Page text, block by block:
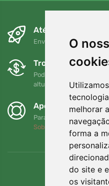
O
melhorar
forma a
do site e
os
Até ao dia seguinte
Envio gratuito para
Trocas e
Pode devolver ou trocar
altura no prazo de 90 dias
Apoiamos a
Para cada encomenda
Sobre nós